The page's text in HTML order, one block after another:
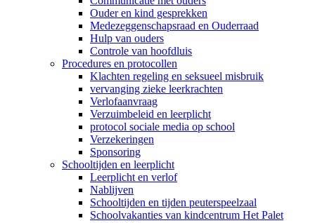
Ouder en kind gesprekken
Medezeggenschapsraad en Ouderraad
Hulp van ouders
Controle van hoofdluis
Procedures en protocollen
Klachten regeling en seksueel misbruik
vervanging zieke leerkrachten
Verlofaanvraag
Verzuimbeleid en leerplicht
protocol sociale media op school
Verzekeringen
Sponsoring
Schooltijden en leerplicht
Leerplicht en verlof
Nablijven
Schooltijden en tijden peuterspeelzaal
Schoolvakanties van kindcentrum Het Palet